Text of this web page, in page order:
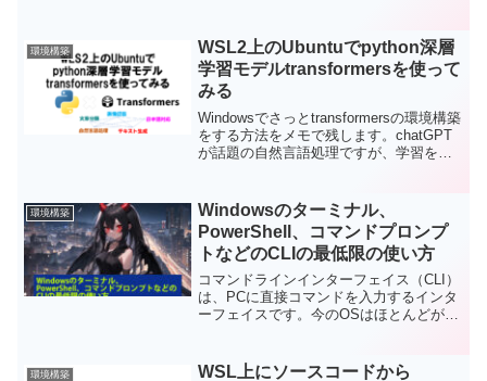
環境構築
WSL2上のUbuntuでpython深層
学習モデルtransformersを使って
みる
Windowsでさっとtransformersの環境構築
をする方法をメモで残します。chatGPT
が話題の自然言語処理ですが、学習を開
構築から、使ってみるところまでやって
みます。
環境構築
Windowsのターミナル、
PowerShell、コマンドプロンプ
トなどのCLIの最低限の使い方
コマンドラインインターフェイス（CLI）
は、PCに直接コマンドを入力するインタ
ーフェイスです。今のOSはほとんどがグ
ターを入れたり、スライダーを動かした
環境構築
WSL上にソースコードから